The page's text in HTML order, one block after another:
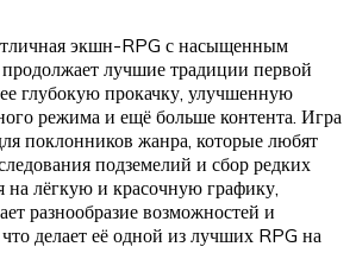
экшн-RPG с насыщенным
лучшие традиции первой
глубокую прокачку, улучшенную
режима и ещё больше контента. Игра
поклонников жанра, которые любят
подземелий и сбор редких
на лёгкую и красочную графику,
разнообразие возможностей и
делает её одной из лучших RPG на